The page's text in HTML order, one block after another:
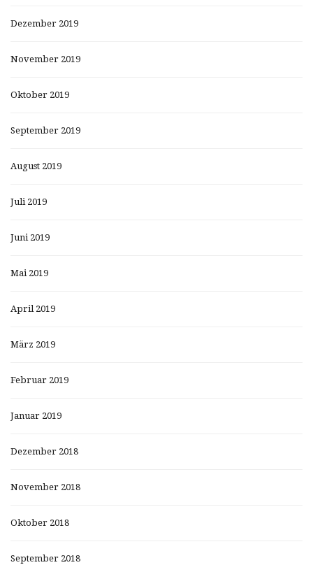
Dezember 2019
November 2019
Oktober 2019
September 2019
August 2019
Juli 2019
Juni 2019
Mai 2019
April 2019
März 2019
Februar 2019
Januar 2019
Dezember 2018
November 2018
Oktober 2018
September 2018